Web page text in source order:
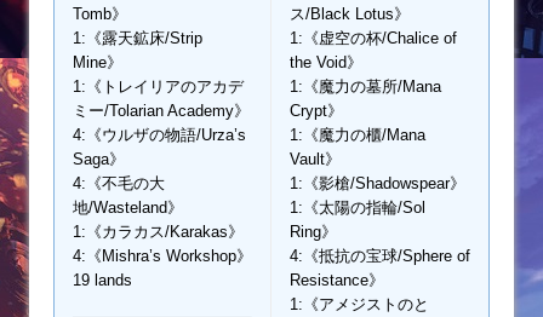
Tomb》
1:《露天鉱床/Strip
Mine》
1:《トレイリアのアカデ
ミー/Tolarian Academy》
4:《ウルザの物語/Urza’s
Saga》
4:《不毛の大
地/Wasteland》
1:《カラカス/Karakas》
4:《Mishra’s Workshop》
19 lands
ス/Black Lotus》
1:《虚空の杯/Chalice of
the Void》
1:《魔力の墓所/Mana
Crypt》
1:《魔力の櫃/Mana
Vault》
1:《影槍/Shadowspear》
1:《太陽の指輪/Sol
Ring》
4:《抵抗の宝球/Sphere of
Resistance》
1:《アメジストのと